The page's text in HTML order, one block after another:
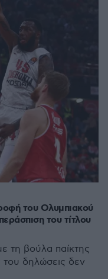
του Ολυμπιακού
του τίτλου
τη βούλα παίκτης
του δηλώσεις δεν